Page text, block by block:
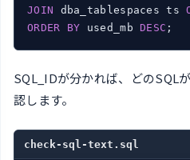
JOIN dba_tablespaces ts
ORDER
BY used_mb DESC ;
SQL_IDが分かれば、どのSQL
認します。
check-sql-text.sql